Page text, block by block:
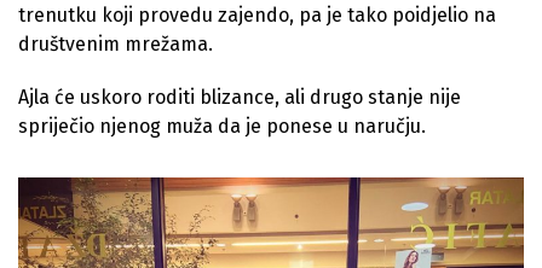
trenutku koji provedu zajendo, pa je tako poidjelio na
društvenim mrežama.
Ajla će uskoro roditi blizance, ali drugo stanje nije
spriječio njenog muža da je ponese u naručju.